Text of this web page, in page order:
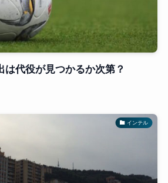
は代役が見つかるか次第？
インテル